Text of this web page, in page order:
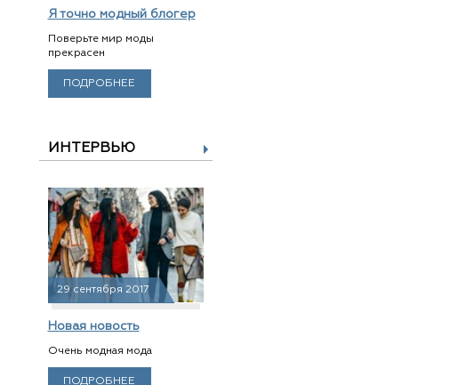
Я точно модный блогер
Поверьте мир моды
прекрасен
ПОДРОБНЕЕ
ИНТЕРВЬЮ
29 сентября 2017
Новая новость
Очень модная мода
ПОДРОБНЕЕ